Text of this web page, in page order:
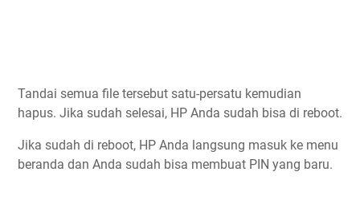
Tandai semua file tersebut satu-persatu kemudian
hapus. Jika sudah selesai, HP Anda sudah bisa di reboot.
Jika sudah di reboot, HP Anda langsung masuk ke menu
beranda dan Anda sudah bisa membuat PIN yang baru.